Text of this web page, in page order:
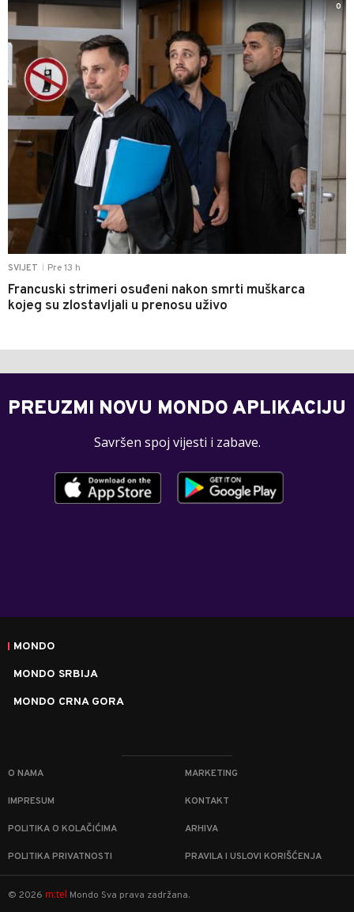
SVIJET Pre 13 h
Francuski strimeri osuđeni nakon smrti muškarca
kojeg su zlostavljali u prenosu uživo
0
PREUZMI NOVU MONDO APLIKACIJU
Savršen spoj vijesti i zabave.
MONDO
MONDO SRBIJA
MONDO CRNA GORA
O NAMA MARKETING
IMPRESUM KONTAKT
POLITIKA O KOLAČIĆIMA ARHIVA
POLITIKA PRIVATNOSTI PRAVILA I USLOVI KORIŠĆENJA
© 2026 m:tel Mondo Sva prava zadržana.